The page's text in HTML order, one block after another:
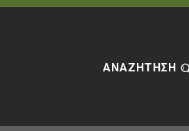
ΑΝΑΖΗΤΗΣΗ